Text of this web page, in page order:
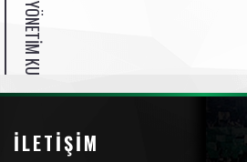
YÖNETIM KURULU ÜYELERI
İLETIŞIM